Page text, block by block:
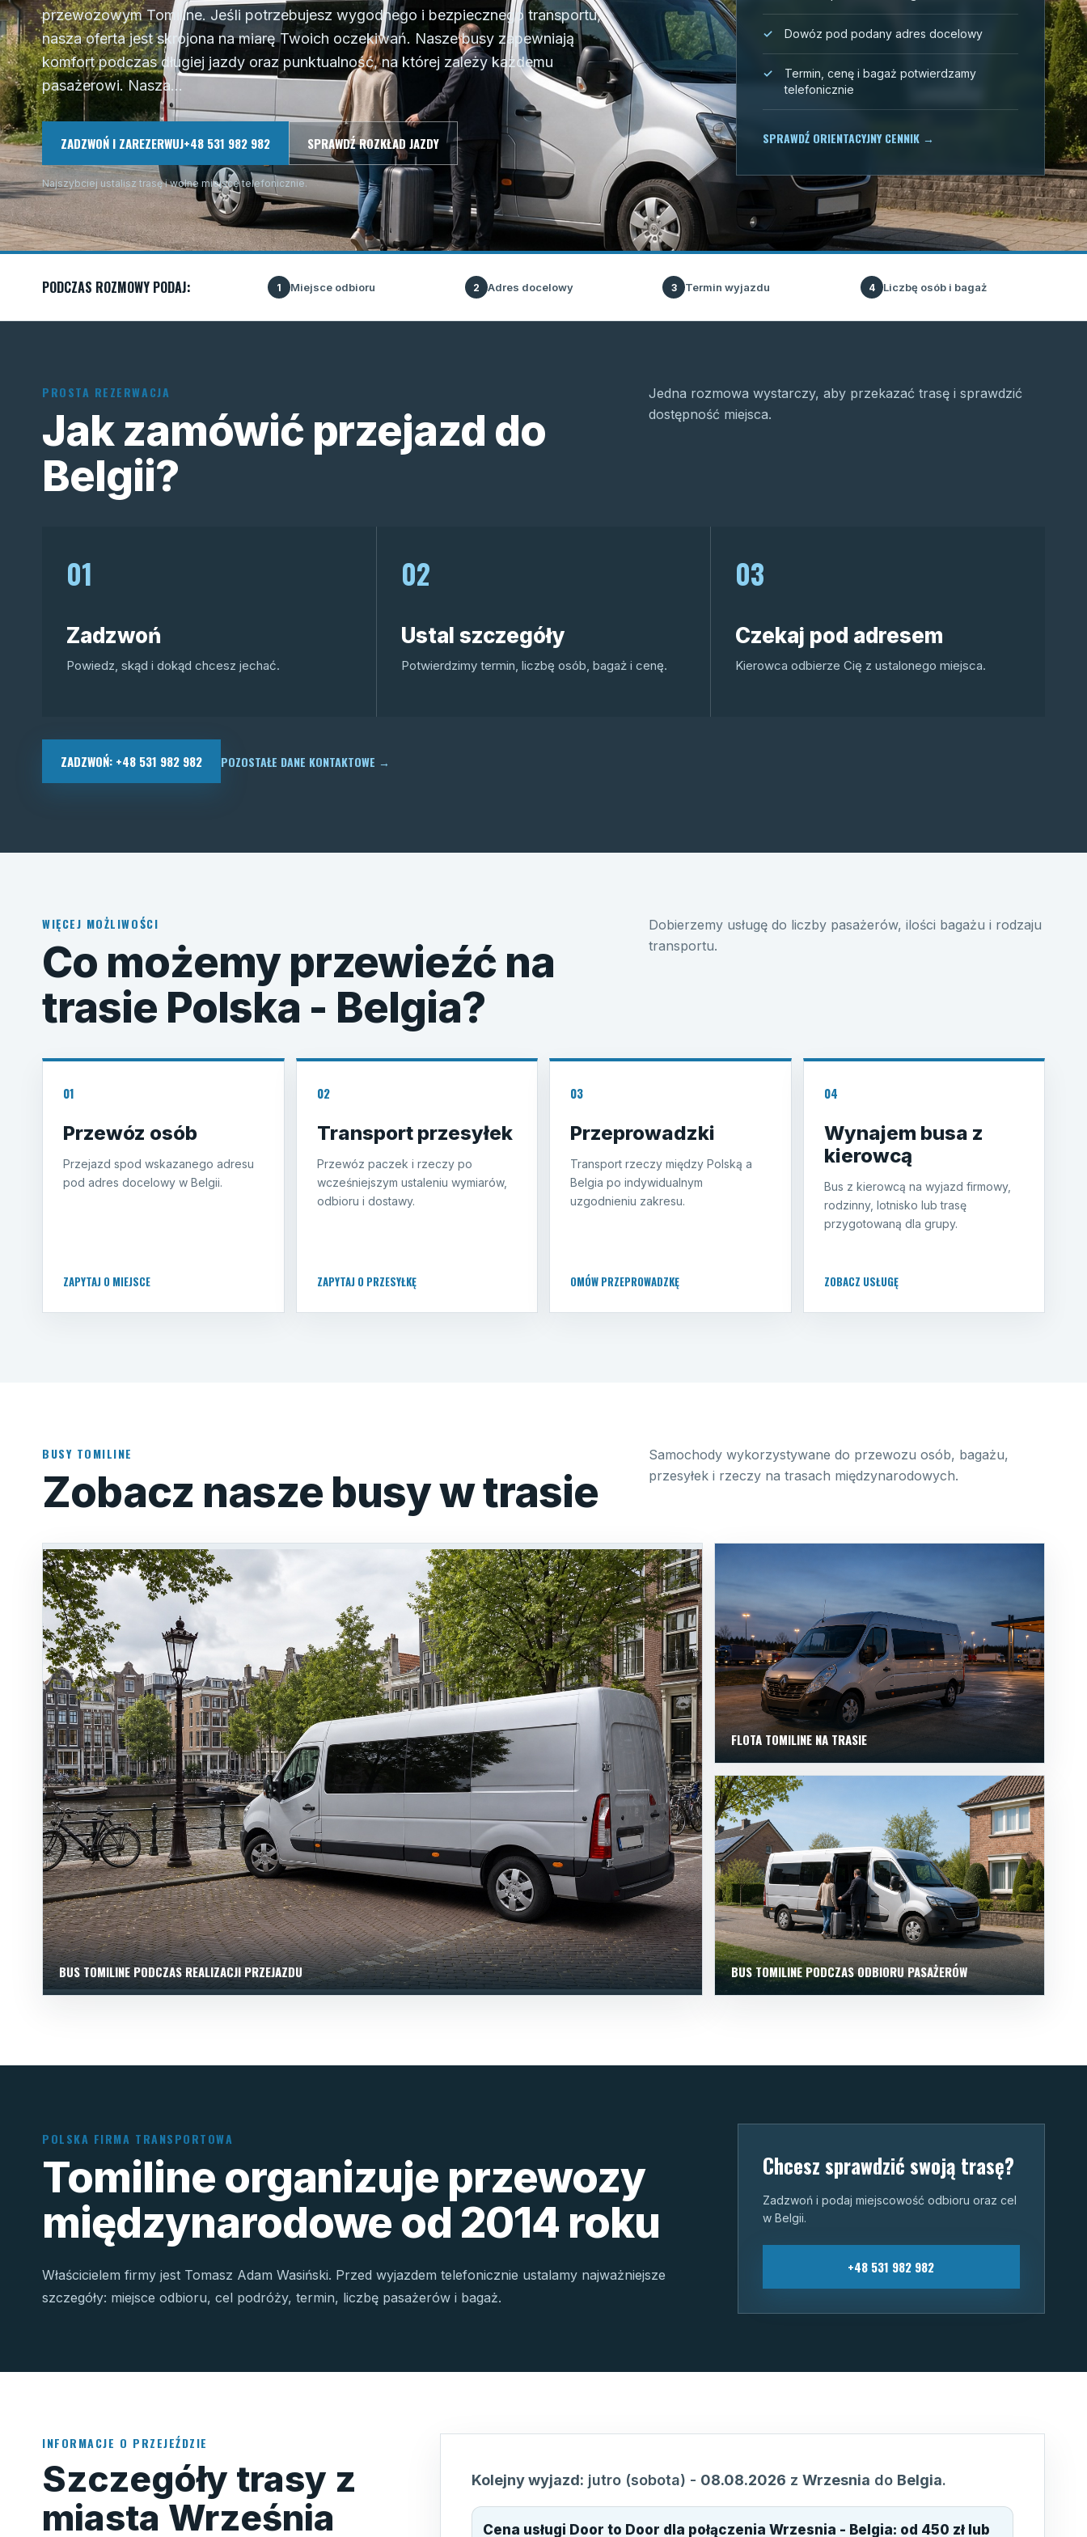
przewozowym Tomiline. Jeśli potrzebujesz wygodnego i bezpiecznego transportu,
nasza oferta jest skrojona na miarę Twoich oczekiwań. Nasze busy zapewniają
komfort podczas długiej jazdy oraz punktualność, na której zależy każdemu
pasażerowi. Nasza...
ZADZWOŃ I ZAREZERWUJ+48 531 982 982 SPRAWDŹ ROZKŁAD JAZDY
Najszybciej ustalisz trasę i wolne miejsce telefonicznie.
Dowóz pod podany adres docelowy
Termin, cenę i bagaż potwierdzamy
telefonicznie
SPRAWDŹ ORIENTACYJNY CENNIK →
PODCZAS ROZMOWY PODAJ: 1 Miejsce odbioru 2 Adres docelowy 3 Termin wyjazdu 4 Liczbę osób i bagaż
PROSTA REZERWACJA
Jak zamówić przejazd do
Belgii?
Jedna rozmowa wystarczy, aby przekazać trasę i sprawdzić
dostępność miejsca.
01
Zadzwoń
Powiedz, skąd i dokąd chcesz jechać.
02
Ustal szczegóły
Potwierdzimy termin, liczbę osób, bagaż i cenę.
03
Czekaj pod adresem
Kierowca odbierze Cię z ustalonego miejsca.
ZADZWOŃ: +48 531 982 982 POZOSTAŁE DANE KONTAKTOWE →
WIĘCEJ MOŻLIWOŚCI
Co możemy przewieźć na
trasie Polska - Belgia?
Dobierzemy usługę do liczby pasażerów, ilości bagażu i rodzaju
transportu.
01
Przewóz osób
Przejazd spod wskazanego adresu
pod adres docelowy w Belgii.
ZAPYTAJ O MIEJSCE
02
Transport przesyłek
Przewóz paczek i rzeczy po
wcześniejszym ustaleniu wymiarów,
odbioru i dostawy.
ZAPYTAJ O PRZESYŁKĘ
03
Przeprowadzki
Transport rzeczy między Polską a
Belgia po indywidualnym
uzgodnieniu zakresu.
OMÓW PRZEPROWADZKĘ
04
Wynajem busa z
kierowcą
Bus z kierowcą na wyjazd firmowy,
rodzinny, lotnisko lub trasę
przygotowaną dla grupy.
ZOBACZ USŁUGĘ
BUSY TOMILINE
Zobacz nasze busy w trasie
Samochody wykorzystywane do przewozu osób, bagażu,
przesyłek i rzeczy na trasach międzynarodowych.
BUS TOMILINE PODCZAS REALIZACJI PRZEJAZDU
FLOTA TOMILINE NA TRASIE
BUS TOMILINE PODCZAS ODBIORU PASAŻERÓW
POLSKA FIRMA TRANSPORTOWA
Tomiline organizuje przewozy
międzynarodowe od 2014 roku
Właścicielem firmy jest Tomasz Adam Wasiński. Przed wyjazdem telefonicznie ustalamy najważniejsze
szczegóły: miejsce odbioru, cel podróży, termin, liczbę pasażerów i bagaż.
Chcesz sprawdzić swoją trasę?
Zadzwoń i podaj miejscowość odbioru oraz cel
w Belgii.
+48 531 982 982
INFORMACJE O PRZEJEŹDZIE
Szczegóły trasy z
miasta Września
Kolejny wyjazd: jutro (sobota) - 08.08.2026 zWrzesnia do Belgia.
Cena usługi Door to Door dla połączeniaWrzesnia - Belgia: od 450 zł lub